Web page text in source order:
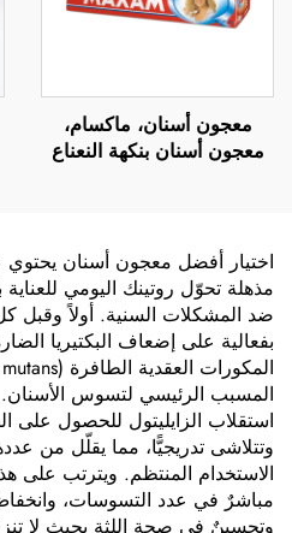
معجون أسنان، ماكسام،
معجون أسنان بنكهة النعناع
اختيار أفضل معجون أسنان يحتوي
مذهلة تحوّل روتينك اليومي
ضد المشكلات السنية. أولاً وقبل
بفعالية على إضعاف البكتيريا
المسبب الرئيسي لتسوس الأسنان.
استقلاب الزايليتول للحصول على
الاستخدام المنتظم. ويترتب على
مباشرٌ في عدد التسوسات،
وتحسينٌ في صحة اللثة بحيث لا